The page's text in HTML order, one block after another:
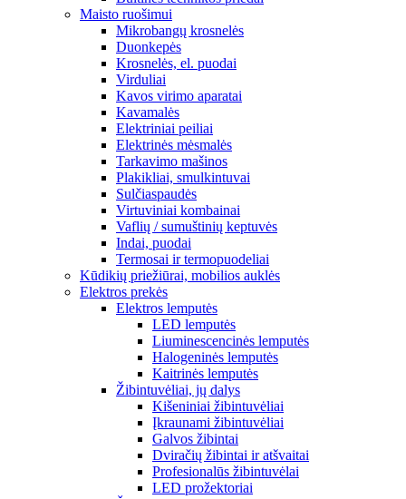
Maisto ruošimui
Mikrobangų krosnelės
Duonkepės
Krosnelės, el. puodai
Virduliai
Kavos virimo aparatai
Kavamalės
Elektriniai peiliai
Elektrinės mėsmalės
Tarkavimo mašinos
Plakikliai, smulkintuvai
Sulčiaspaudės
Virtuviniai kombainai
Vaflių / sumuštinių keptuvės
Indai, puodai
Termosai ir termopuodeliai
Kūdikių priežiūrai, mobilios auklės
Elektros prekės
Elektros lemputės
LED lemputės
Liuminescencinės lemputės
Halogeninės lemputės
Kaitrinės lemputės
Žibintuvėliai, jų dalys
Kišeniniai žibintuvėliai
Įkraunami žibintuvėliai
Galvos žibintai
Dviračių žibintai ir atšvaitai
Profesionalūs žibintuvėlai
LED prožektoriai